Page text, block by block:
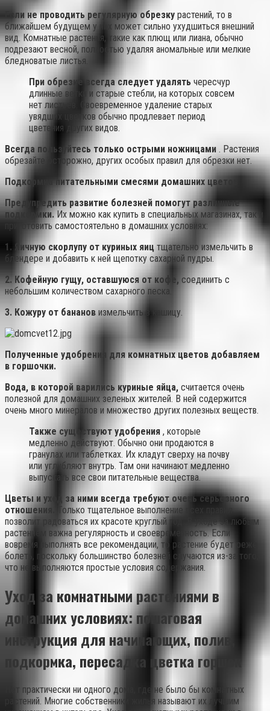
Если не проводить регулярную обрезку растений, то в
ближайшем будущем у них может сильно ухудшиться внешний
вид. Комнатные растения, такие как плющ или лиана, обычно
подрезают весной, полностью удаляя аномальные или мелкие
бледноватые листья.
При обрезке всегда следует удалять чересчур
длинные ветки и старые стебли, на которых совсем
нет листьев. Своевременное удаление старых
увядших цветков обычно продлевает период
цветения других видов.
Всегда пользуйтесь только острыми ножницами . Растения
обрезайте осторожно, других особых правил для обрезки нет.
Подкормка питательными смесями домашних цветов
Предупредить развитие болезней помогут различные
подкормки.Их можно как купить в специальных магазинах, так и
приготовить самостоятельно в домашних условиях:
1. Яичную скорлупу от куриных яиц тщательно измельчить в
блендере и добавить к ней щепотку сахарной пудры.
2. Кофейную гущу, оставшуюся от кофе, соединить с
небольшим количеством сахарного песка.
3. Кожуру от бананов измельчить в кашицу.
Полученные удобрения для комнатных цветов добавляем
в горшочки.
Вода, в которой варились куриные яйца, считается очень
полезной для домашних зеленых жителей. В ней содержится
очень много минералов и множество других полезных веществ.
Также существуют удобрения , которые
медленно действуют. Обычно они продаются в
гранулах или таблетках. Их кладут сверху на почву
или углубляют внутрь. Там они начинают медленно
выпускать все свои питательные вещества.
Цветы и уход за ними всегда требуют очень серьезного
отношения.
Только тщательное выполнение всех правил
позволит радоваться их красоте круглый год. В уходе за любым
растением важна регулярность и своевременность. Если
вовремя выполнять все рекомендации, то растение будет реже
болеть, поскольку большинство болезней случаются из-за того,
что не выполняются простые условия содержания.
Уход за комнатными растениями в
домашних условиях: пошаговая
инструкция для начинающих, полив,
подкормка, пересадка цветка горшок
Нет практически ни одного дома, где не было бы комнатных
растений. Многие собственники жилья называют их лучшим